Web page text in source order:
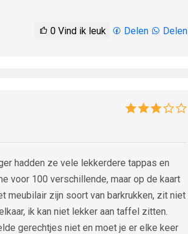
0 Vind ik leuk Delen Delen
hadden ze vele lekkerdere tappas en
voor 100 verschillende, maar op de kaart
meubilair zijn soort van barkrukken, zit niet
ik kan niet lekker aan taffel zitten.
gerechtjes niet en moet je er elke keer